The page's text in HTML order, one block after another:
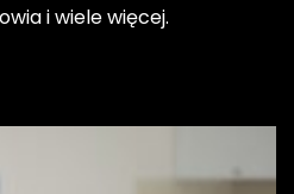
i wiele więcej.